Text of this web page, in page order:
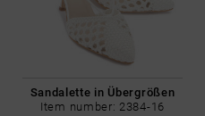
Sandalette in Übergrößen
Item number: 2384-16